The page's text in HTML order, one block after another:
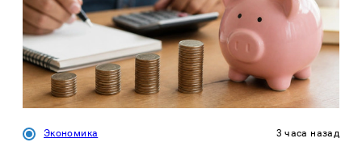
Экономика 3 часа назад